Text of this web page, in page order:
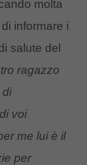
molta
informare i
salute del
ragazzo
di
voi
me lui è il
per